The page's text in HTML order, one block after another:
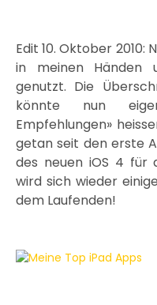
Edit 10. Oktober 2010:
in meinen Händen
genutzt. Die
könnte nun
Empfehlungen»
getan seit den erste
des neuen iOS 4 für
wird sich wieder
dem Laufenden!